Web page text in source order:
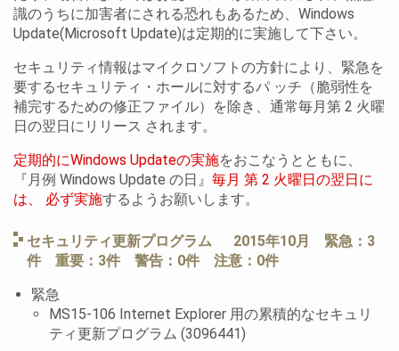
識のうちに加害者にされる恐れもあるため、Windows
Update(Microsoft Update)は定期的に実施して下さい。
セキュリティ情報はマイクロソフトの方針により、緊急を
要するセキュリティ・ホールに対するパ ッチ（脆弱性を
補完するための修正ファイル）を除き、通常毎月第 2 火曜
日の翌日にリリース されます。
定期的にWindows Updateの実施をおこなうとともに、
『月例 Windows Update の日』 毎月 第 2 火曜日の翌日に
は、 必ず実施するようお願いします。
セキュリティ更新プログラム 2015年10月 緊急：3
件 重要：3件 警告：0件 注意：0件
緊急
MS15-106 Internet Explorer 用の累積的なセキュリ
ティ更新プログラム (3096441)